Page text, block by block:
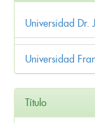
Universidad Dr.
Universidad
Título